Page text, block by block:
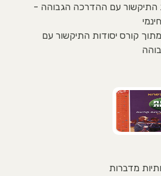
התיקשור עם ההדרכה הגבוהה -
שיעור מס. 1 מתוך קורס יסודות התיקשור עם
מדברות